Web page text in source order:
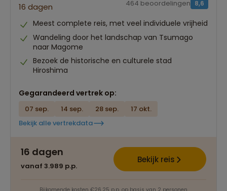
16 dagen 8,6
464 beoordelingen
Meest complete reis, met veel individuele vrijheid
Wandeling door het landschap van Tsumago
naar Magome
Bezoek de historische en culturele stad
Hiroshima
Gegarandeerd vertrek op:
07 sep. 14 sep. 28 sep.
17 okt.
Bekijk alle vertrekdata
16 dagen
vanaf 3.989 p.p.
Bekijk reis
Best beoordeelde reisroutes
Het grootste reisaanbod
Persoonlijk én deskundig reisadvies